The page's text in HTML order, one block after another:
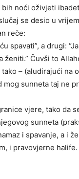
noći oživjeti
se desio u
reče:
spavati”, a drugi:
ženiti.” Čuvši to
– (aludirajući na
sunneta taj ne
vjere, tako da
sunneta
i spavanje, a i
i pravovjerne halife.